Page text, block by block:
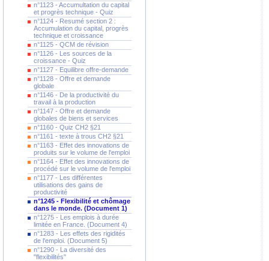
n°1123 - Accumultation du capital
et progrès technique - Quiz
n°1124 - Resumé section 2 :
Accumulation du capital, progrès
technique et croissance
n°1125 - QCM de révision
n°1126 - Les sources de la
croissance - Quiz
n°1127 - Equilibre offre-demande
n°1128 - Offre et demande
globale
n°1146 - De la productivité du
travail à la production
n°1147 - Offre et demande
globales de biens et services
n°1160 - Quiz CH2 §21
n°1161 - texte à trous CH2 §21
n°1163 - Effet des innovations de
produits sur le volume de l'emploi
n°1164 - Effet des innovations de
procédé sur le volume de l'emploi
n°1177 - Les différentes
utilisations des gains de
productivité
n°1245 - Flexibilité et chômage
dans le monde. (Document 1)
n°1275 - Les emplois à durée
limitée en France. (Document 4)
n°1283 - Les effets des rigidités
de l'emploi. (Document 5)
n°1290 - La diversité des
"flexibilités"